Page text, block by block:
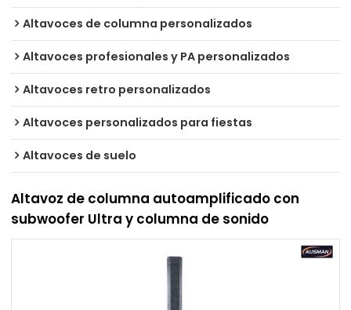
Altavoces de columna personalizados
Altavoces profesionales y PA personalizados
Altavoces retro personalizados
Altavoces personalizados para fiestas
Altavoces de suelo
Altavoz de columna autoamplificado con
subwoofer Ultra y columna de sonido